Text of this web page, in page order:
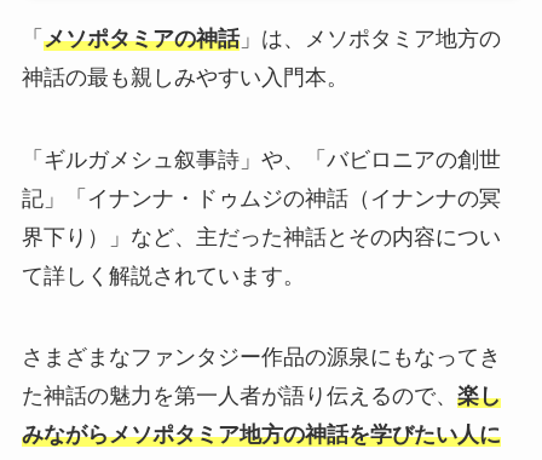
「 メソポタミアの神話」は、メソポタミア地方の
神話の最も親しみやすい入門本。
「ギルガメシュ叙事詩」や、「バビロニアの創世
記」「イナンナ・ドゥムジの神話（イナンナの冥
界下り）」など、主だった神話とその内容につい
て詳しく解説されています。
さまざまなファンタジー作品の源泉にもなってき
た神話の魅力を第一人者が語り伝えるので、 楽し
みながらメソポタミア地方の神話を学びたい人に